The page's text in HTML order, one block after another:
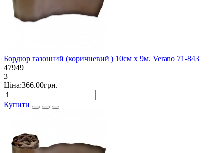
Бордюр газонний (коричневий ) 10см х 9м. Verano 71-843
47949
3
Ціна:366.00грн.
Купити